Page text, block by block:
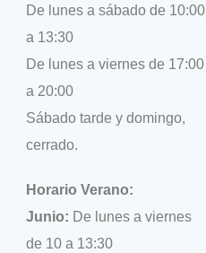
De lunes a sábado de 10:00
a 13:30
De lunes a viernes de 17:00
a 20:00
Sábado tarde y domingo,
cerrado.
Horario Verano:
Junio: De lunes a viernes
de 10 a 13:30